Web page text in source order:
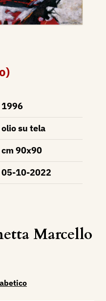
1996
olio su tela
cm 90x90
05-10-2022
Marcello